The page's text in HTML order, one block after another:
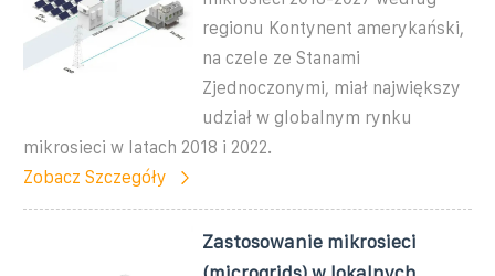
regionu Kontynent amerykański,
na czele ze Stanami
Zjednoczonymi, miał największy
udział w globalnym rynku
mikrosieci w latach 2018 i 2022.
Zobacz Szczegóły
Zastosowanie mikrosieci